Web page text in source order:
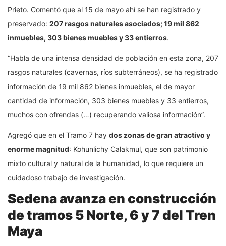
Prieto. Comentó que al 15 de mayo ahí se han registrado y
preservado: 207 rasgos naturales asociados; 19 mil 862
inmuebles, 303 bienes muebles y 33 entierros.
“Habla de una intensa densidad de población en esta zona, 207
rasgos naturales (cavernas, ríos subterráneos), se ha registrado
información de 19 mil 862 bienes inmuebles, el de mayor
cantidad de información, 303 bienes muebles y 33 entierros,
muchos con ofrendas (…) recuperando valiosa información”.
Agregó que en el Tramo 7 hay dos zonas de gran atractivo y
enorme magnitud: Kohunlichy Calakmul, que son patrimonio
mixto cultural y natural de la humanidad, lo que requiere un
cuidadoso trabajo de investigación.
Sedena avanza en construcción
de tramos 5 Norte, 6 y 7 del Tren
Maya